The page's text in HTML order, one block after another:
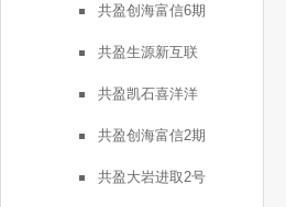
共盈创海富信6期
共盈生源新互联
共盈凯石喜洋洋
共盈创海富信2期
共盈大岩进取2号